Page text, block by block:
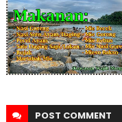
POST COMMENT